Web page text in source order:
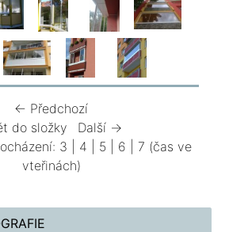
← Předchozí
do složky
Další →
3 4 5 6 7 (čas ve
vteřinách)